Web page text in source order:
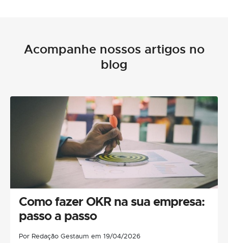
Acompanhe nossos artigos no
blog
Como fazer OKR na sua empresa:
passo a passo
Por Redação Gestaum em 19/04/2026